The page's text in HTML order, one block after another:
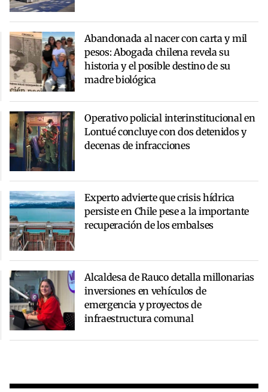
Abandonada al nacer con carta y mil
pesos: Abogada chilena revela su
historia y el posible destino de su
madre biológica
Operativo policial interinstitucional en
Lontué concluye con dos detenidos y
decenas de infracciones
Experto advierte que crisis hídrica
persiste en Chile pese a la importante
recuperación de los embalses
Alcaldesa de Rauco detalla millonarias
inversiones en vehículos de
emergencia y proyectos de
infraestructura comunal